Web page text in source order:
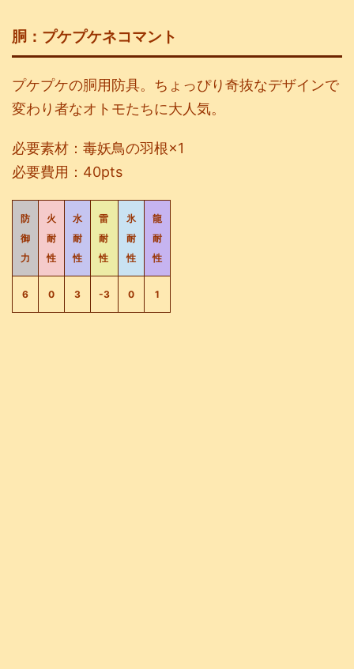
胴：プケプケネコマント
プケプケの胴用防具。ちょっぴり奇抜なデザインで
変わり者なオトモたちに大人気。
必要素材：毒妖鳥の羽根×1
必要費用：40pts
防
御
力
火
耐
性
水
耐
性
雷
耐
性
氷
耐
性
龍
耐
性
6 0 3 -3 0 1